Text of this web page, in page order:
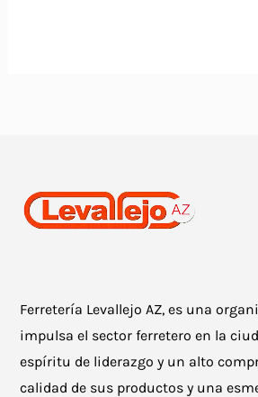
Ferretería Levallejo AZ, es una
impulsa el sector ferretero en la
espíritu de liderazgo y un alto
calidad de sus productos y una